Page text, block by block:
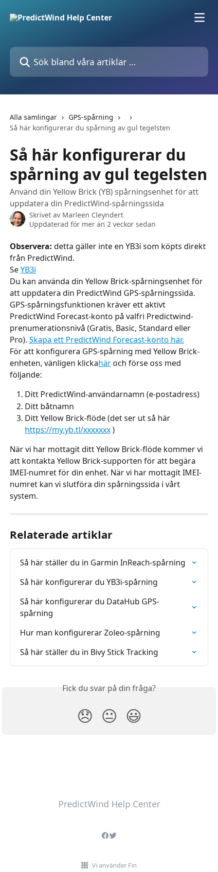
Sök bland våra artiklar …
Alla samlingar
GPS-spårning
Så här konfigurerar du spårning av gul tegelsten
Så här konfigurerar du
spårning av gul tegelsten
Använd din Yellow Brick (YB) spårningsenhet för att
uppdatera din PredictWind-spårningssida
Skrivet av Marleen Cleyndert
Uppdaterad för mer än 2 veckor sedan
Observera: detta gäller inte en YB3i som köpts direkt
från PredictWind.
Se YB3i
Du kan använda din Yellow Brick-spårningsenhet för
att uppdatera din PredictWind GPS-spårningssida.
GPS-spårningsfunktionen kräver ett aktivt
PredictWind Forecast-konto på valfri Predictwind-
prenumerationsnivå (Gratis, Basic, Standard eller
Pro). Skapa ett PredictWind Forecast-konto här.
För att konfigurera GPS-spårning med Yellow Brick-
enheten, vänligen klickahär och förse oss med
följande:
Ditt PredictWind-användarnamn (e-postadress)
Ditt båtnamn
Ditt Yellow Brick-flöde (det ser ut så här
https://my.yb.tl/xxxxxxx )
När vi har mottagit ditt Yellow Brick-flöde kommer vi
att kontakta Yellow Brick-supporten för att begära
IMEI-numret för din enhet. När vi har mottagit IMEI-
numret kan vi slutföra din spårningssida i vårt
system.
Relaterade artiklar
Så här ställer du in Garmin InReach-spårning
Så här konfigurerar du YB3i-spårning
Så här konfigurerar du DataHub GPS-
spårning
Hur man konfigurerar Zoleo-spårning
Så här ställer du in Bivy Stick Tracking
Fick du svar på din fråga?
😞 😐 😃
PredictWind Help Center
Vi använder Fin